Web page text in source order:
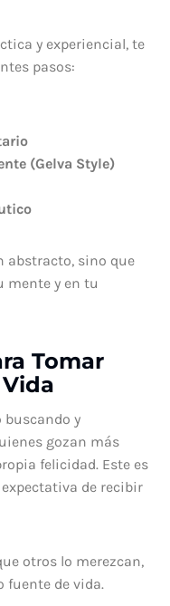
y experiencial, te
pasos:
(Gelva Style)
abstracto, sino que
mente y en tu
Tomar
buscando y
gozan más
felicidad. Este es
de recibir
otros lo merezcan,
fuente de vida.